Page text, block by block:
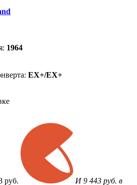
1964
EX+/EX+
руб.
И 9 443 руб. в